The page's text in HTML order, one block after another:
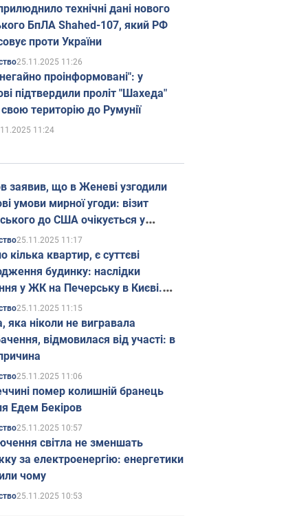
технічні дані нового
БпЛА Shahed-107, який РФ
проти України
25.11.2025 11:26
проінформовані": у
підтвердили проліт "Шахеда"
територію до Румунії
11:24
заявив, що в Женеві узгодили
умови мирної угоди: візит
до США очікується у
25.11.2025 11:17
кілька квартир, є суттєві
будинку: наслідки
у ЖК на Печерську в Києві.
25.11.2025 11:15
яка ніколи не вигравала
відмовилася від участі: в
25.11.2025 11:06
помер колишній бранець
Едем Бекіров
25.11.2025 10:57
світла не зменшать
за електроенергію: енергетики
чому
25.11.2025 10:53